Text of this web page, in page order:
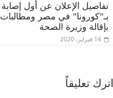
تفاصيل الإعلان عن أول إصابة
بـ”كورونا” في مصر ومطالبات
بإقالة وزيرة الصحة
14 فبراير، 2020
اترك تعليقاً